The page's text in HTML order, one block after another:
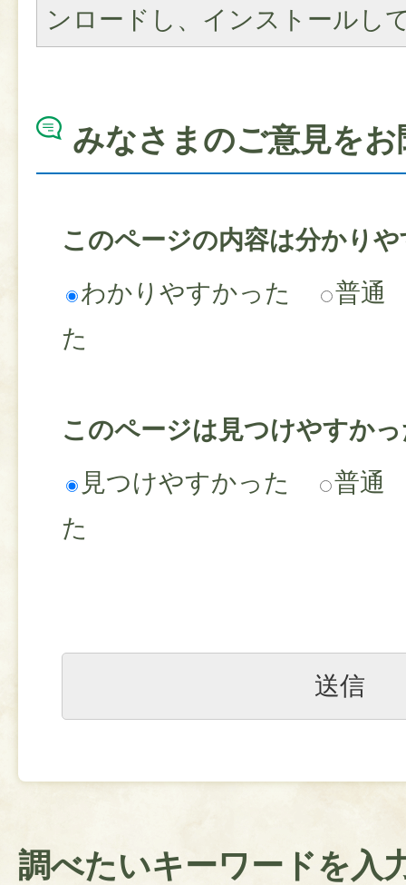
ンロードし、インストールし
みなさまのご意見を
このページの内容は分かり
わかりやすかった
普通
た
このページは見つけやすか
見つけやすかった
普通
た
調べたいキーワードを入